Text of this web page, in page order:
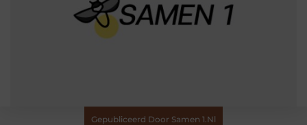
Gepubliceerd Door Samen 1.nl